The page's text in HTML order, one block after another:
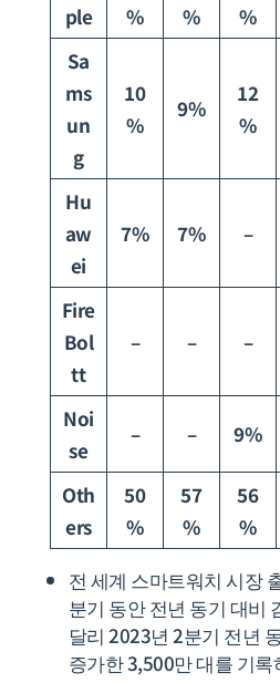
ple
%
%
%
Sa
ms
un
g
10
%
9%
12
%
Hu
aw
ei
7% 7% –
Fire
Bol
tt
– – –
Noi
se
– – 9%
Oth
ers
50
%
57
%
56
%
전 세계 스마트워치 시장
분기 동안 전년 동기 대비
달리 2023년 2분기 전년
증가한 3,500만 대를 기록